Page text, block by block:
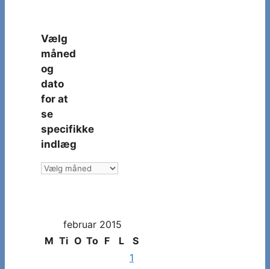
Vælg
måned
og
dato
for at
se
specifikke
indlæg
Vælg
at
februar 2015
M Ti O To F L
S
1